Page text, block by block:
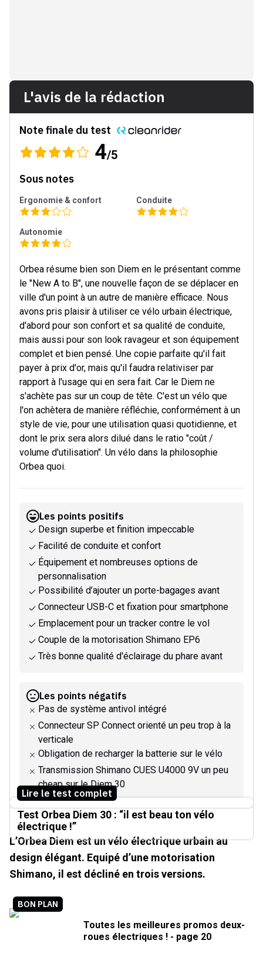
L'avis de la rédaction
Note finale du test
4/5
Sous notes
Ergonomie & confort Conduite
Autonomie
Orbea résume bien son Diem en le présentant comme
le "New A to B", une nouvelle façon de se déplacer en
ville d'un point à un autre de manière efficace. Nous
avons pris plaisir à utiliser ce vélo urbain électrique,
d'abord pour son confort et sa qualité de conduite,
mais aussi pour son look ravageur et son équipement
complet et bien pensé. Une copie parfaite qu'il fait
payer à prix d'or, mais qu'il faudra relativiser par
rapport à l'usage qui en sera fait. Car le Diem ne
s'achète pas sur un coup de tête. C'est un vélo que
l'on achètera de manière réfléchie, conformément à un
style de vie, pour une utilisation quasi quotidienne, et
dont le prix sera alors dilué dans le ratio "coût /
volume d'utilisation". Un vélo dans la philosophie
Orbea quoi.
Les points positifs
Design superbe et finition impeccable
Facilité de conduite et confort
Équipement et nombreuses options de
personnalisation
Possibilité d’ajouter un porte-bagages avant
Connecteur USB-C et fixation pour smartphone
Emplacement pour un tracker contre le vol
Couple de la motorisation Shimano EP6
Très bonne qualité d'éclairage du phare avant
Les points négatifs
Pas de système antivol intégré
Connecteur SP Connect orienté un peu trop à la
verticale
Obligation de recharger la batterie sur le vélo
Transmission Shimano CUES U4000 9V un peu
cheap sur le Diem 30
Lire le test complet
Test Orbea Diem 30 : “il est beau ton vélo
électrique !”
L’Orbea Diem est un vélo électrique urbain au
design élégant. Equipé d’une motorisation
Shimano, il est décliné en trois versions.
BON PLAN
Toutes les meilleures promos deux-
roues électriques ! - page 20